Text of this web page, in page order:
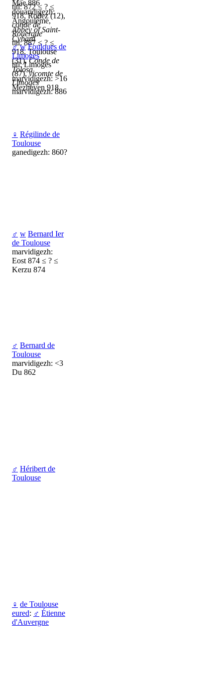
Mae 886
douaridigezh:
Angoulême,
Abbey of Saint-
Cybard
titl: 872 ≤ ? ≤
918, Rodez (12),
conde de
Rouergue
titl: 887 ≤ ? ≤
918, Toulouse
(31),Conde de
Tolosa
marvidigezh: >16
Mezheven 918
♂ w Foulques de
Limoges
titl: Limoges
(87),vicomte de
Limoges
marvidigezh: 886
♀ Régilinde de
Toulouse
ganedigezh: 860?
♂ w Bernard Ier
de Toulouse
marvidigezh:
Eost 874 ≤ ? ≤
Kerzu 874
♂ Bernard de
Toulouse
marvidigezh: <3
Du 862
♂ Héribert de
Toulouse
♀ de Toulouse
eured: ♂ Étienne
d'Auvergne